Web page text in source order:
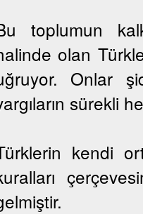
toplumun
olan
Onlar
sürekli
kendi